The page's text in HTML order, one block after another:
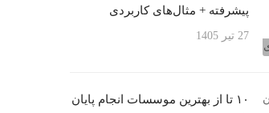
پیشرفته + مثال‌های کاربردی
27 تیر 1405
۱۰ تا از بهترین موسسات انجام پایان